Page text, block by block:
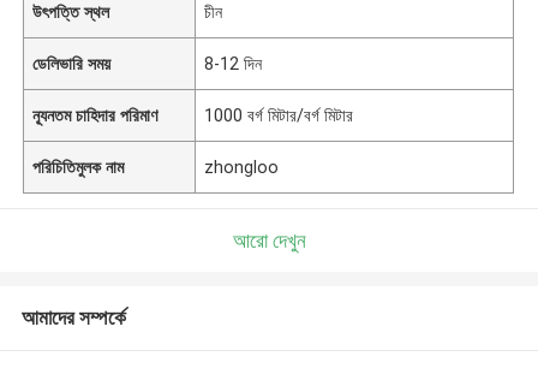
উৎপত্তি স্থল চীন
ডেলিভারি সময় 8-12 দিন
ন্যূনতম চাহিদার পরিমাণ 1000 বর্গ মিটার/বর্গ মিটার
পরিচিতিমুলক নাম zhongloo
আরো দেখুন
আমাদের সম্পর্কে